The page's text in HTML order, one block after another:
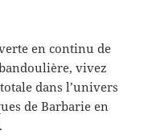
en continu de
vivez
dans l’univers
de Barbarie en